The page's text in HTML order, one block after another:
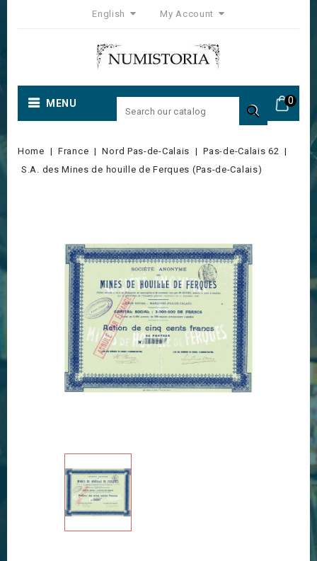
English My Account
0
MENU 
Home France Nord Pas-de-Calais
Pas-de-Calais 62
S.A. des Mines de houille de Ferques (Pas-de-Calais)